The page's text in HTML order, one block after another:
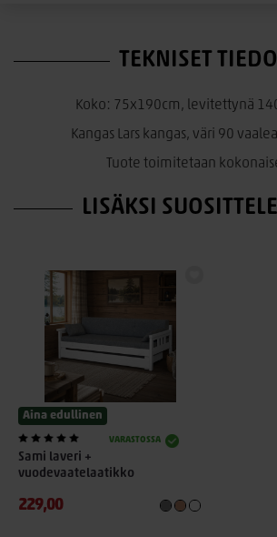
TEKNISET
Koko: 75x190cm, levitettynä
Kangas Lars kangas, väri 90
Tuote toimitetaan
LISÄKSI
Aina edullinen
VARASTOSSA
Sami laveri +
vuodevaatelaatikko
229,00